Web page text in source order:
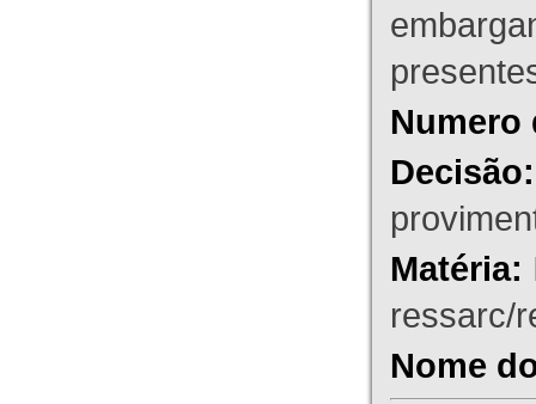
Numero
Decisão:
Matéria:
ressarc/
Nome